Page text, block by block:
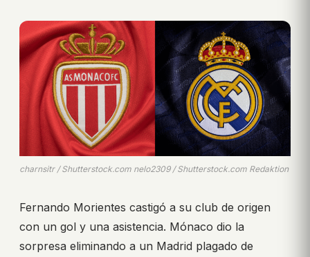
charnsitr / Shutterstock.com nelo2309 / Shutterstock.com Redaktion
Fernando Morientes castigó a su club de origen
con un gol y una asistencia. Mónaco dio la
sorpresa eliminando a un Madrid plagado de